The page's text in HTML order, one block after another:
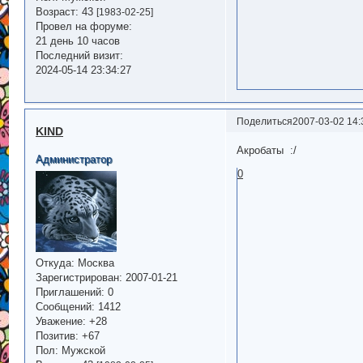
Возраст: 43 [1983-02-25]
Провел на форуме:
21 день 10 часов
Последний визит:
2024-05-14 23:34:27
Поделиться2007-03-02
KIND
Администратор
Откуда: Москва
Зарегистрирован: 2007-01-21
Приглашений: 0
Сообщений: 1412
Уважение: +28
Позитив: +67
Пол: Мужской
Акробаты :/
0